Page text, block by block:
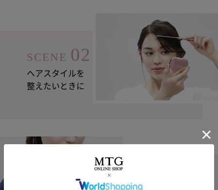
SCENE 02
ヘアスタイルを
整えたいときに